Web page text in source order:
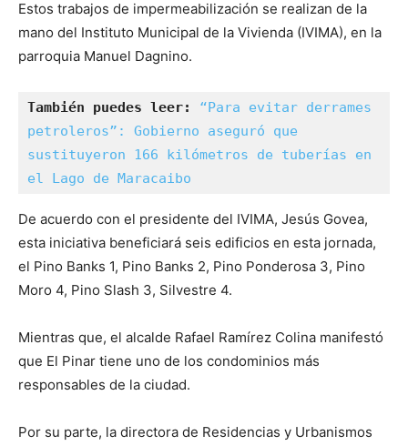
Estos trabajos de impermeabilización se realizan de la
mano del Instituto Municipal de la Vivienda (IVIMA), en la
parroquia Manuel Dagnino.
También puedes leer:
“Para evitar derrames
petroleros”: Gobierno aseguró que
sustituyeron 166 kilómetros de tuberías en
el Lago de Maracaibo
De acuerdo con el presidente del IVIMA, Jesús Govea,
esta iniciativa beneficiará seis edificios en esta jornada,
el Pino Banks 1, Pino Banks 2, Pino Ponderosa 3, Pino
Moro 4, Pino Slash 3, Silvestre 4.
Mientras que, el alcalde Rafael Ramírez Colina manifestó
que El Pinar tiene uno de los condominios más
responsables de la ciudad.
Por su parte, la directora de Residencias y Urbanismos